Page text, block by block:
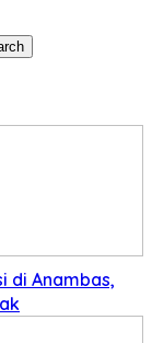
di Anambas,